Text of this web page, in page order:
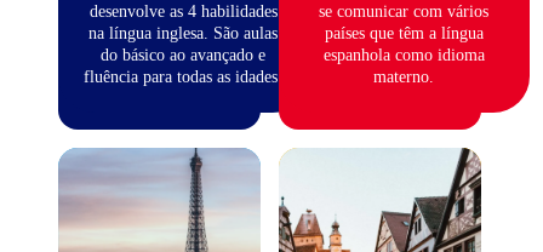
desenvolve as 4 habilidades
na língua inglesa. São aulas
do básico ao avançado e
fluência para todas as idades.
se comunicar com vários
países que têm a língua
espanhola como idioma
materno.